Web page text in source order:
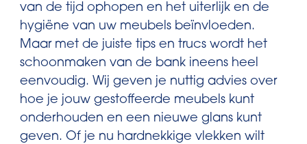
van de tijd ophopen en het uiterlijk en de
hygiëne van uw meubels beïnvloeden.
Maar met de juiste tips en trucs wordt het
schoonmaken van de bank ineens heel
eenvoudig. Wij geven je nuttig advies over
hoe je jouw gestoffeerde meubels kunt
onderhouden en een nieuwe glans kunt
geven. Of je nu hardnekkige vlekken wilt